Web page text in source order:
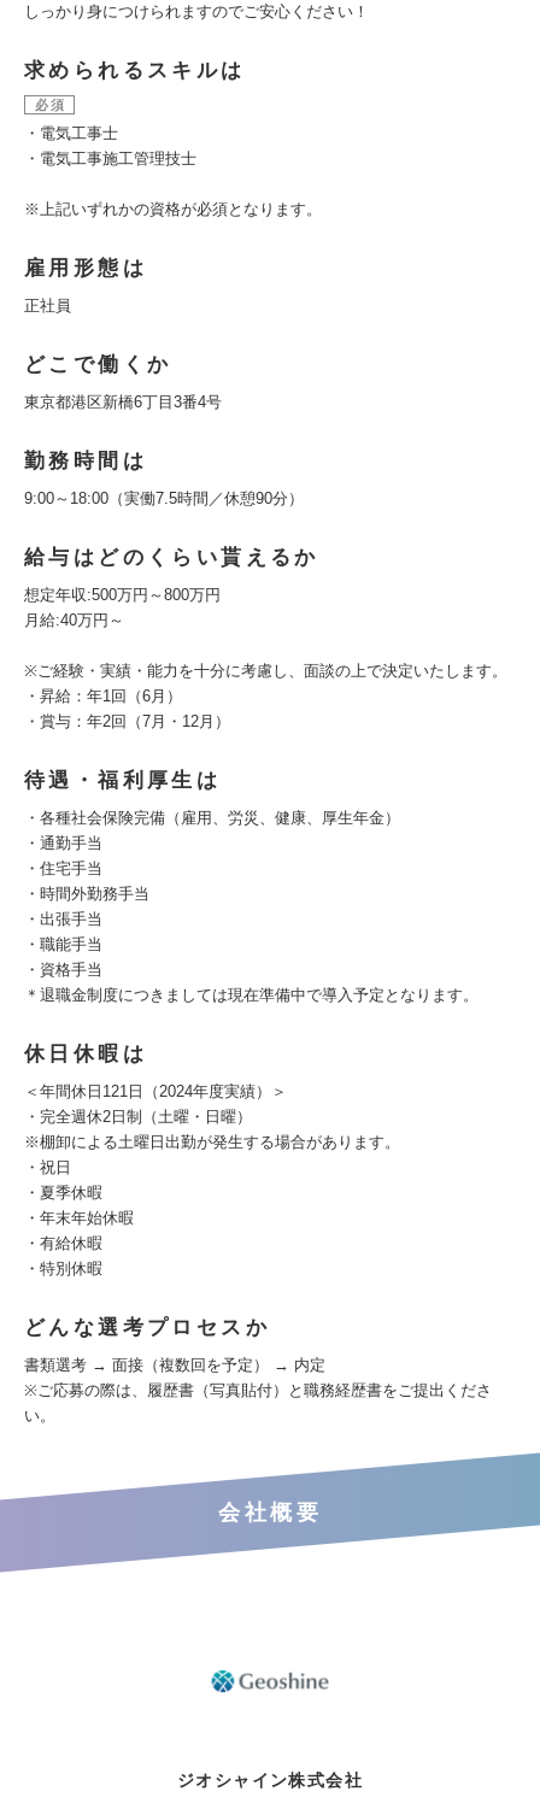
しっかり身につけられますのでご安心ください！
求められるスキルは
必須
・電気工事士
・電気工事施工管理技士
※上記いずれかの資格が必須となります。
雇用形態は
正社員
どこで働くか
東京都港区新橋6丁目3番4号
勤務時間は
9:00～18:00（実働7.5時間／休憩90分）
給与はどのくらい貰えるか
想定年収:500万円～800万円
月給:40万円～
※ご経験・実績・能力を十分に考慮し、面談の上で決定いたします。
・昇給：年1回（6月）
・賞与：年2回（7月・12月）
待遇・福利厚生は
・各種社会保険完備（雇用、労災、健康、厚生年金）
・通勤手当
・住宅手当
・時間外勤務手当
・出張手当
・職能手当
・資格手当
＊退職金制度につきましては現在準備中で導入予定となります。
休日休暇は
＜年間休日121日（2024年度実績）＞
・完全週休2日制（土曜・日曜）
※棚卸による土曜日出勤が発生する場合があります。
・祝日
・夏季休暇
・年末年始休暇
・有給休暇
・特別休暇
どんな選考プロセスか
書類選考 → 面接（複数回を予定） → 内定
※ご応募の際は、履歴書（写真貼付）と職務経歴書をご提出くださ
い。
会社概要
ジオシャイン株式会社